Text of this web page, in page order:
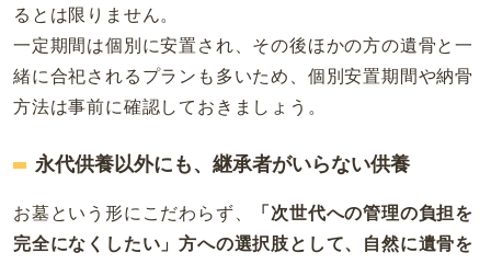
るとは限りません。
一定期間は個別に安置され、その後ほかの方の遺骨と一
緒に合祀されるプランも多いため、個別安置期間や納骨
方法は事前に確認しておきましょう。
永代供養以外にも、継承者がいらない供養
お墓という形にこだわらず、
「次世代への管理の負担を
完全になくしたい」方への選択肢として、自然に遺骨を